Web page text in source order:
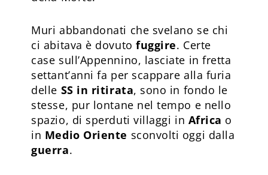
Muri abbandonati che svelano se chi
ci abitava è dovutofuggire. Certe
case sull’Appennino, lasciate in fretta
settant’anni fa per scappare alla furia
delle SS in ritirata, sono in fondo le
stesse, pur lontane nel tempo e nello
spazio, di sperduti villaggi in Africa o
in Medio Oriente sconvolti oggi dalla
guerra.